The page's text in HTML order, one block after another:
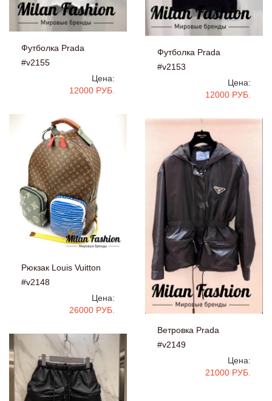
Футболка Prada
#v2155
Цена:
12000 РУБ.
Футболка Prada
#v2153
Цена:
12000 РУБ.
Рюкзак Louis Vuitton
#v2148
Цена:
26000 РУБ.
Ветровка Prada
#v2149
Цена:
21000 РУБ.